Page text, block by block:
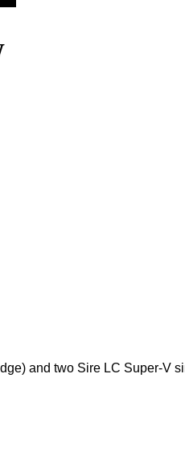
and two Sire LC Super-V